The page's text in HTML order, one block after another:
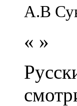
А.В
« »